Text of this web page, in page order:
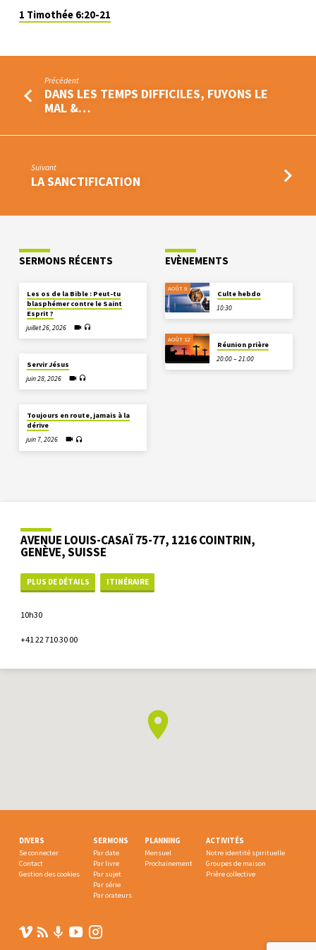
1 Timothée 6:20-21
Précédent
DANS LES TEMPS DIFFICILES, FUYONS LE
MAL &…
Suivant
LA SANCTIFICATION
SERMONS RÉCENTS
Les os de la Bible : Peut-tu
blasphémer contre le Saint
Esprit ?
juillet 26, 2026
Servir Jésus
juin 28, 2026
Toujours en route, jamais à la
dérive
juin 7, 2026
EVÈNEMENTS
AOÛT 9
Culte hebdo
10:30
AOÛT 12
Réunion prière
20:00 – 21:00
AVENUE LOUIS-CASAÏ 75-77, 1216 COINTRIN,
GENÈVE, SUISSE
PLUS DE DÉTAILS ITINÉRAIRE
10h30
+41 22 710 30 00
DIVERS
Se connecter
Contact
Gestion des cookies
SERMONS
Par date
Par livre
Par sujet
Par série
Par orateurs
PLANNING
Mensuel
Prochainement
ACTIVITÉS
Notre identité spirituelle
Groupes de maison
Prière collective